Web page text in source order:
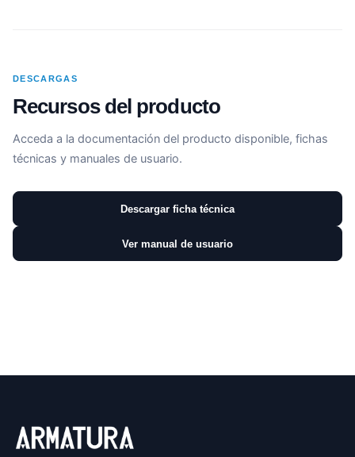
DESCARGAS
Recursos del producto
Acceda a la documentación del producto disponible, fichas
técnicas y manuales de usuario.
Descargar ficha técnica
Ver manual de usuario